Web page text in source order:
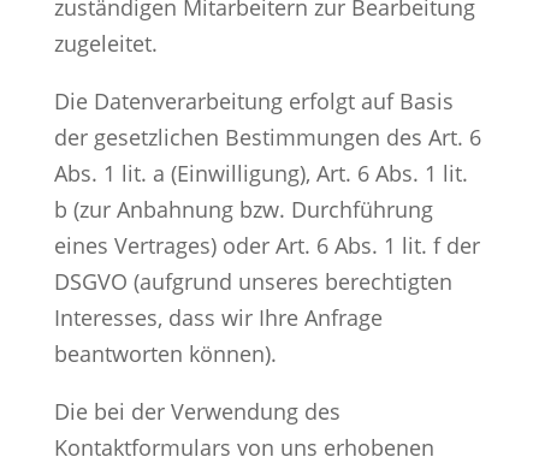
zuständigen Mitarbeitern zur Bearbeitung
zugeleitet.
Die Datenverarbeitung erfolgt auf Basis
der gesetzlichen Bestimmungen des Art. 6
Abs. 1 lit. a (Einwilligung), Art. 6 Abs. 1 lit.
b (zur Anbahnung bzw. Durchführung
eines Vertrages) oder Art. 6 Abs. 1 lit. f der
DSGVO (aufgrund unseres berechtigten
Interesses, dass wir Ihre Anfrage
beantworten können).
Die bei der Verwendung des
Kontaktformulars von uns erhobenen